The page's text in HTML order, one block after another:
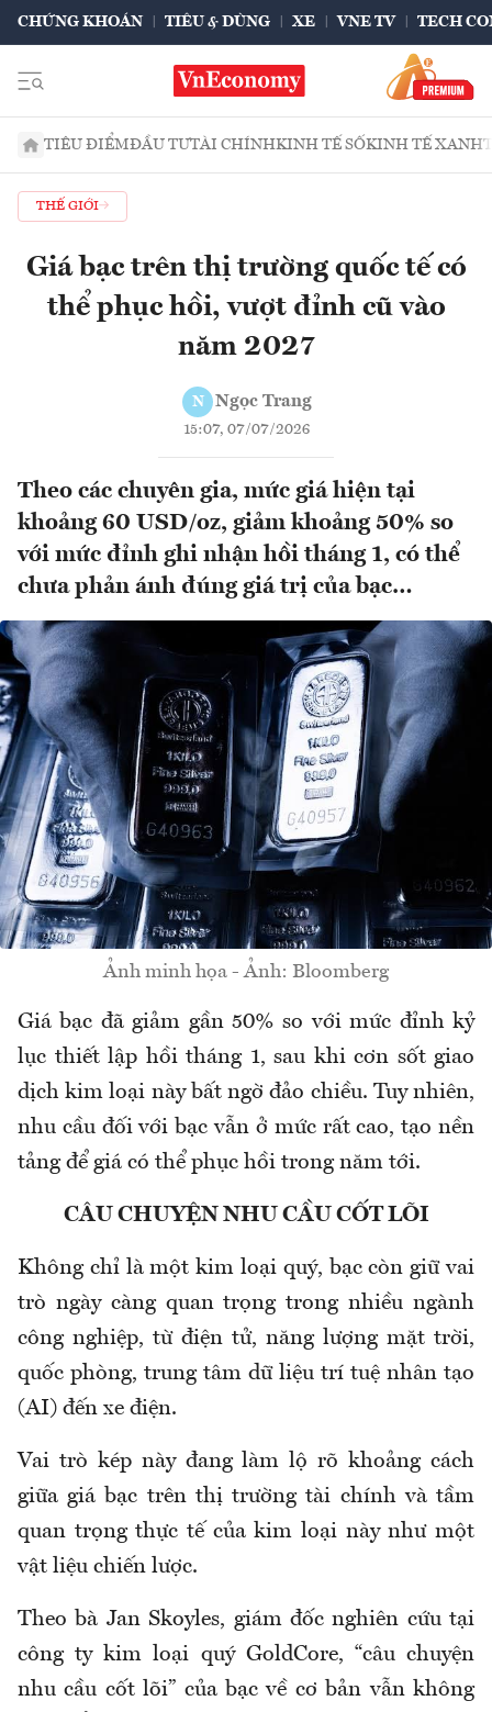
CHỨNG KHOÁN TIÊU & DÙNG XE VNE TV TECH
TIÊU ĐIỂMĐẦU TƯTÀI CHÍNHKINH TẾ SỐKINH TẾ XANH
THẾ GIỚI
Giá bạc trên thị trường quốc tế có
thể phục hồi, vượt đỉnh cũ vào
năm 2027
N Ngọc Trang
15:07, 07/07/2026
Theo các chuyên gia, mức giá hiện tại
khoảng 60 USD/oz, giảm khoảng 50% so
với mức đỉnh ghi nhận hồi tháng 1, có thể
chưa phản ánh đúng giá trị của bạc…
Ảnh minh họa - Ảnh: Bloomberg
Giá bạc đã giảm gần 50% so với mức đỉnh kỷ
lục thiết lập hồi tháng 1, sau khi cơn sốt giao
dịch kim loại này bất ngờ đảo chiều. Tuy nhiên,
nhu cầu đối với bạc vẫn ở mức rất cao, tạo nền
tảng để giá có thể phục hồi trong năm tới.
CÂU CHUYỆN NHU CẦU CỐT LÕI
Không chỉ là một kim loại quý, bạc còn giữ vai
trò ngày càng quan trọng trong nhiều ngành
công nghiệp, từ điện tử, năng lượng mặt trời,
quốc phòng, trung tâm dữ liệu trí tuệ nhân tạo
(AI) đến xe điện.
Vai trò kép này đang làm lộ rõ khoảng cách
giữa giá bạc trên thị trường tài chính và tầm
quan trọng thực tế của kim loại này như một
vật liệu chiến lược.
Theo bà Jan Skoyles, giám đốc nghiên cứu tại
công ty kim loại quý GoldCore, “câu chuyện
nhu cầu cốt lõi” của bạc về cơ bản vẫn không